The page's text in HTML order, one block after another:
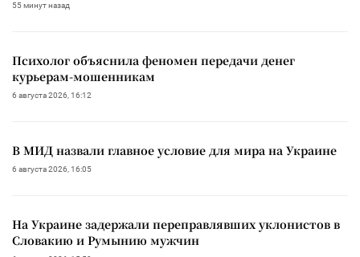
55 минут назад
Психолог объяснила феномен передачи денег
курьерам-мошенникам
6 августа 2026, 16:12
В МИД назвали главное условие для мира на Украине
6 августа 2026, 16:05
На Украине задержали переправлявших уклонистов в
Словакию и Румынию мужчин